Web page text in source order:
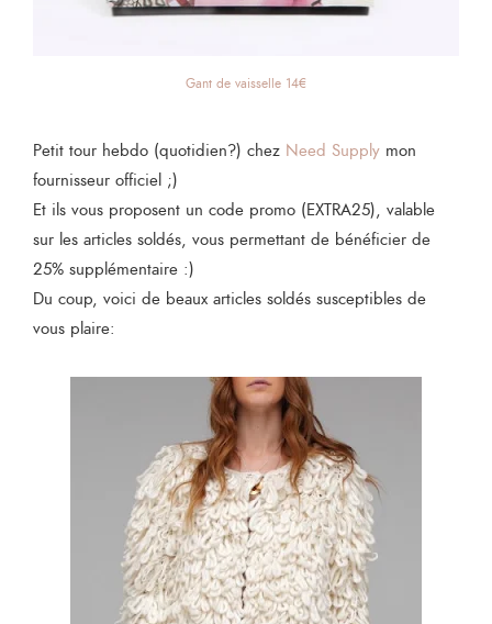
Gant de vaisselle 14€
Petit tour hebdo (quotidien?) chez Need Supply mon
fournisseur officiel ;)
Et ils vous proposent un code promo (EXTRA25), valable
sur les articles soldés, vous permettant de bénéficier de
25% supplémentaire :)
Du coup, voici de beaux articles soldés susceptibles de
vous plaire: